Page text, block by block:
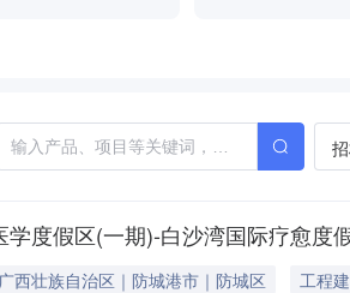
学度假区(一期)-白沙湾国际疗愈度
广西壮族自治区｜防城港市｜防城区
工程